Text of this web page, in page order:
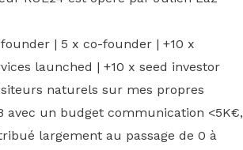
| 5 x co-founder | +10 x
launched | +10 x seed investor
naturels sur mes propres
avec un budget communication <5K€,
largement au passage de 0 à